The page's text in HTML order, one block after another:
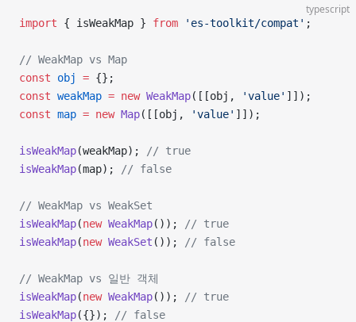
typescript
import { isWeakMap } from 'es-toolkit/compat' ;
// WeakMap vs Map
const obj = {};
const weakMap = new WeakMap([[obj, 'value' ]]);
const map = new Map([[obj, 'value' ]]);
isWeakMap(weakMap);
// true
isWeakMap(map); // false
// WeakMap vs WeakSet
isWeakMap(new WeakMap());
// true
isWeakMap(new WeakSet ()); // false
// WeakMap vs 일반 객체
isWeakMap(new WeakMap());
// true
isWeakMap({}); // false